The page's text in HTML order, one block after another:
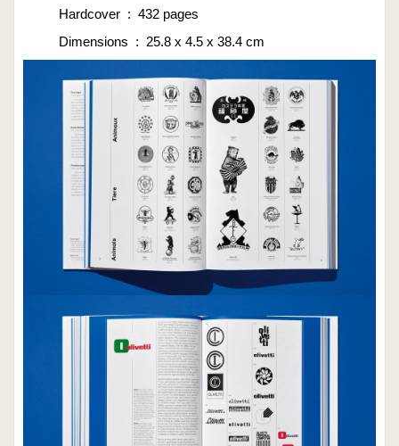
Hardcover ‏ : ‎ 432 pages
Dimensions ‏ : ‎ 25.8 x 4.5 x 38.4 cm